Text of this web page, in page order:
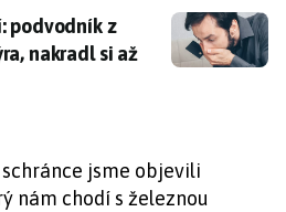
podvodník z Bazoše
podvodník z
nakradl si až
jsme objevili
nám chodí s železnou